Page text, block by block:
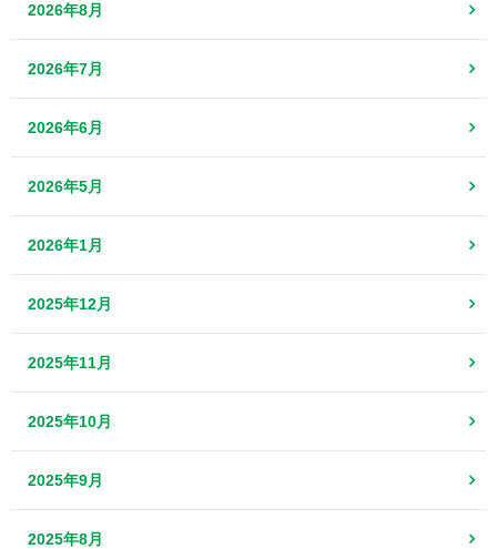
2026年8月
2026年7月
2026年6月
2026年5月
2026年1月
2025年12月
2025年11月
2025年10月
2025年9月
2025年8月